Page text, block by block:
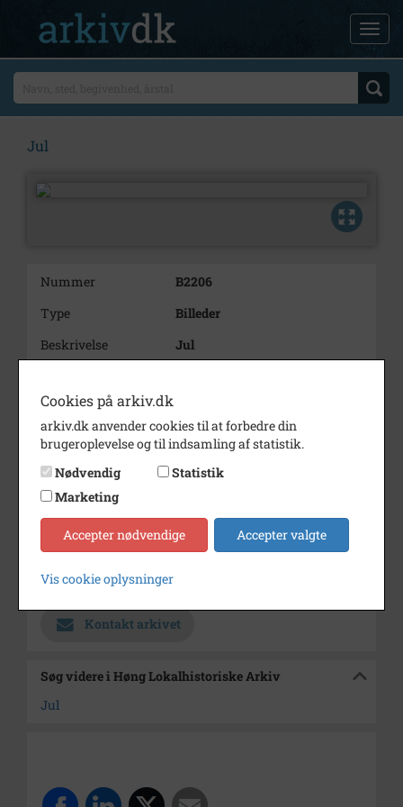
Jul
Nummer
B2206
Type
Billeder
Beskrivelse
Jul
Dateringsnote
Fotograf
Nørny
Se på kort
Type
Enhed
Finderup Sogn (Kalundborg
Kommune) (1000-2050)
Arkiv
Kontakt arkivet
Søg videre i Høng Lokalhistoriske Arkiv
Jul
Cookies på arkiv.dk
arkiv.dk anvender cookies til at forbedre din
brugeroplevelse og til indsamling af statistik.
Nødvendig
Statistik
Marketing
Accepter nødvendige Accepter valgte
Vis cookie oplysninger